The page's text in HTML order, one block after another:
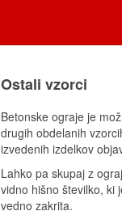
Ostali vzorci
Betonske ograje je
drugih obdelanih
izvedenih izdelkov
Lahko pa skupaj z
vidno hišno številko, ki
vedno zakrita.